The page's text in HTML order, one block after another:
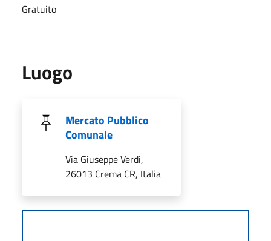
Gratuito
Luogo
Mercato Pubblico
Comunale
Via Giuseppe Verdi,
26013 Crema CR, Italia